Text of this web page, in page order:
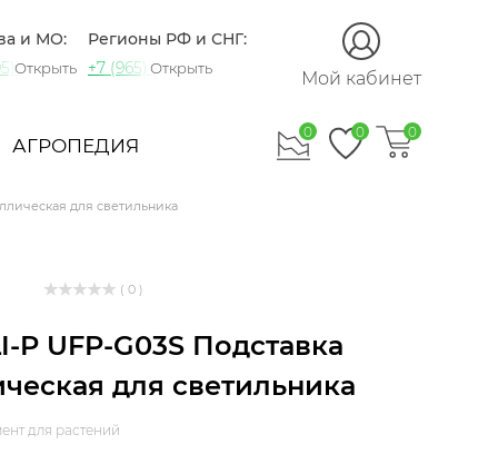
и МО:
721-60-15
Открыть
Регионы РФ и СНГ:
+7 (965) 420-10-10
Открыть Мой кабинет
АГРОПЕДИЯ
0 0 0
для светильника
( 0 )
P UFP-G03S Подставка
для светильника
для растений